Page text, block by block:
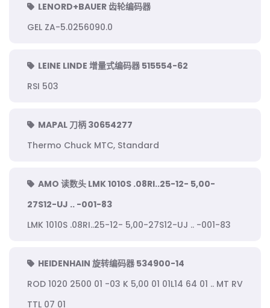
LENORD+BAUER 齿轮编码器
GEL ZA-5.0256090.0
LEINE LINDE 增量式编码器 515554-62
RSI 503
MAPAL 刀柄 30654277
Thermo Chuck MTC, Standard
AMO 读数头 LMK 1010S .08RI..25-12- 5,00-
27S12-UJ .. -001-83
LMK 1010S .08RI..25-12- 5,00-27S12-UJ .. -001-83
HEIDENHAIN 旋转编码器 534900-14
ROD 1020 2500 01 -03 K 5,00 01 01L14 64 01 .. MT RV
TTL 07 01